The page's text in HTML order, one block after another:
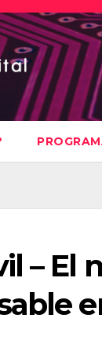
– El